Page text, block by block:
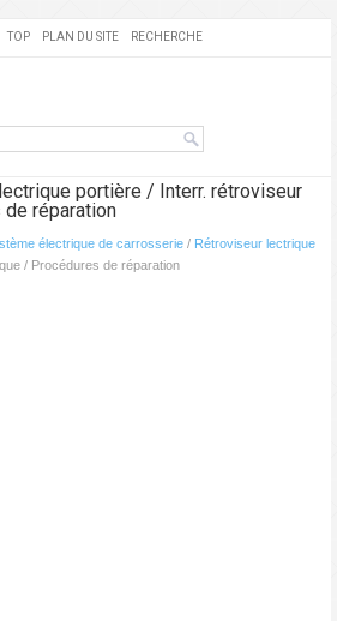
TOP PLAN DU SITE RECHERCHE
portière / Interr. rétroviseur
réparation
électrique de carrosserie / Rétroviseur lectrique
/ Procédures de réparation